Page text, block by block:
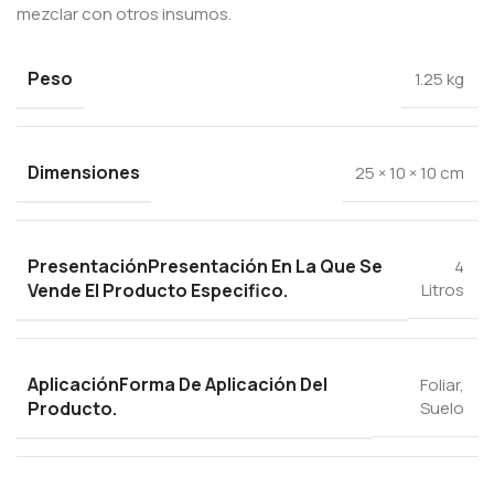
mezclar con otros insumos.
Peso 1.25 kg
Dimensiones 25 × 10 × 10 cm
PresentaciónPresentación En La Que Se
Vende El Producto Especifico.
4
Litros
AplicaciónForma De Aplicación Del
Producto.
Foliar,
Suelo